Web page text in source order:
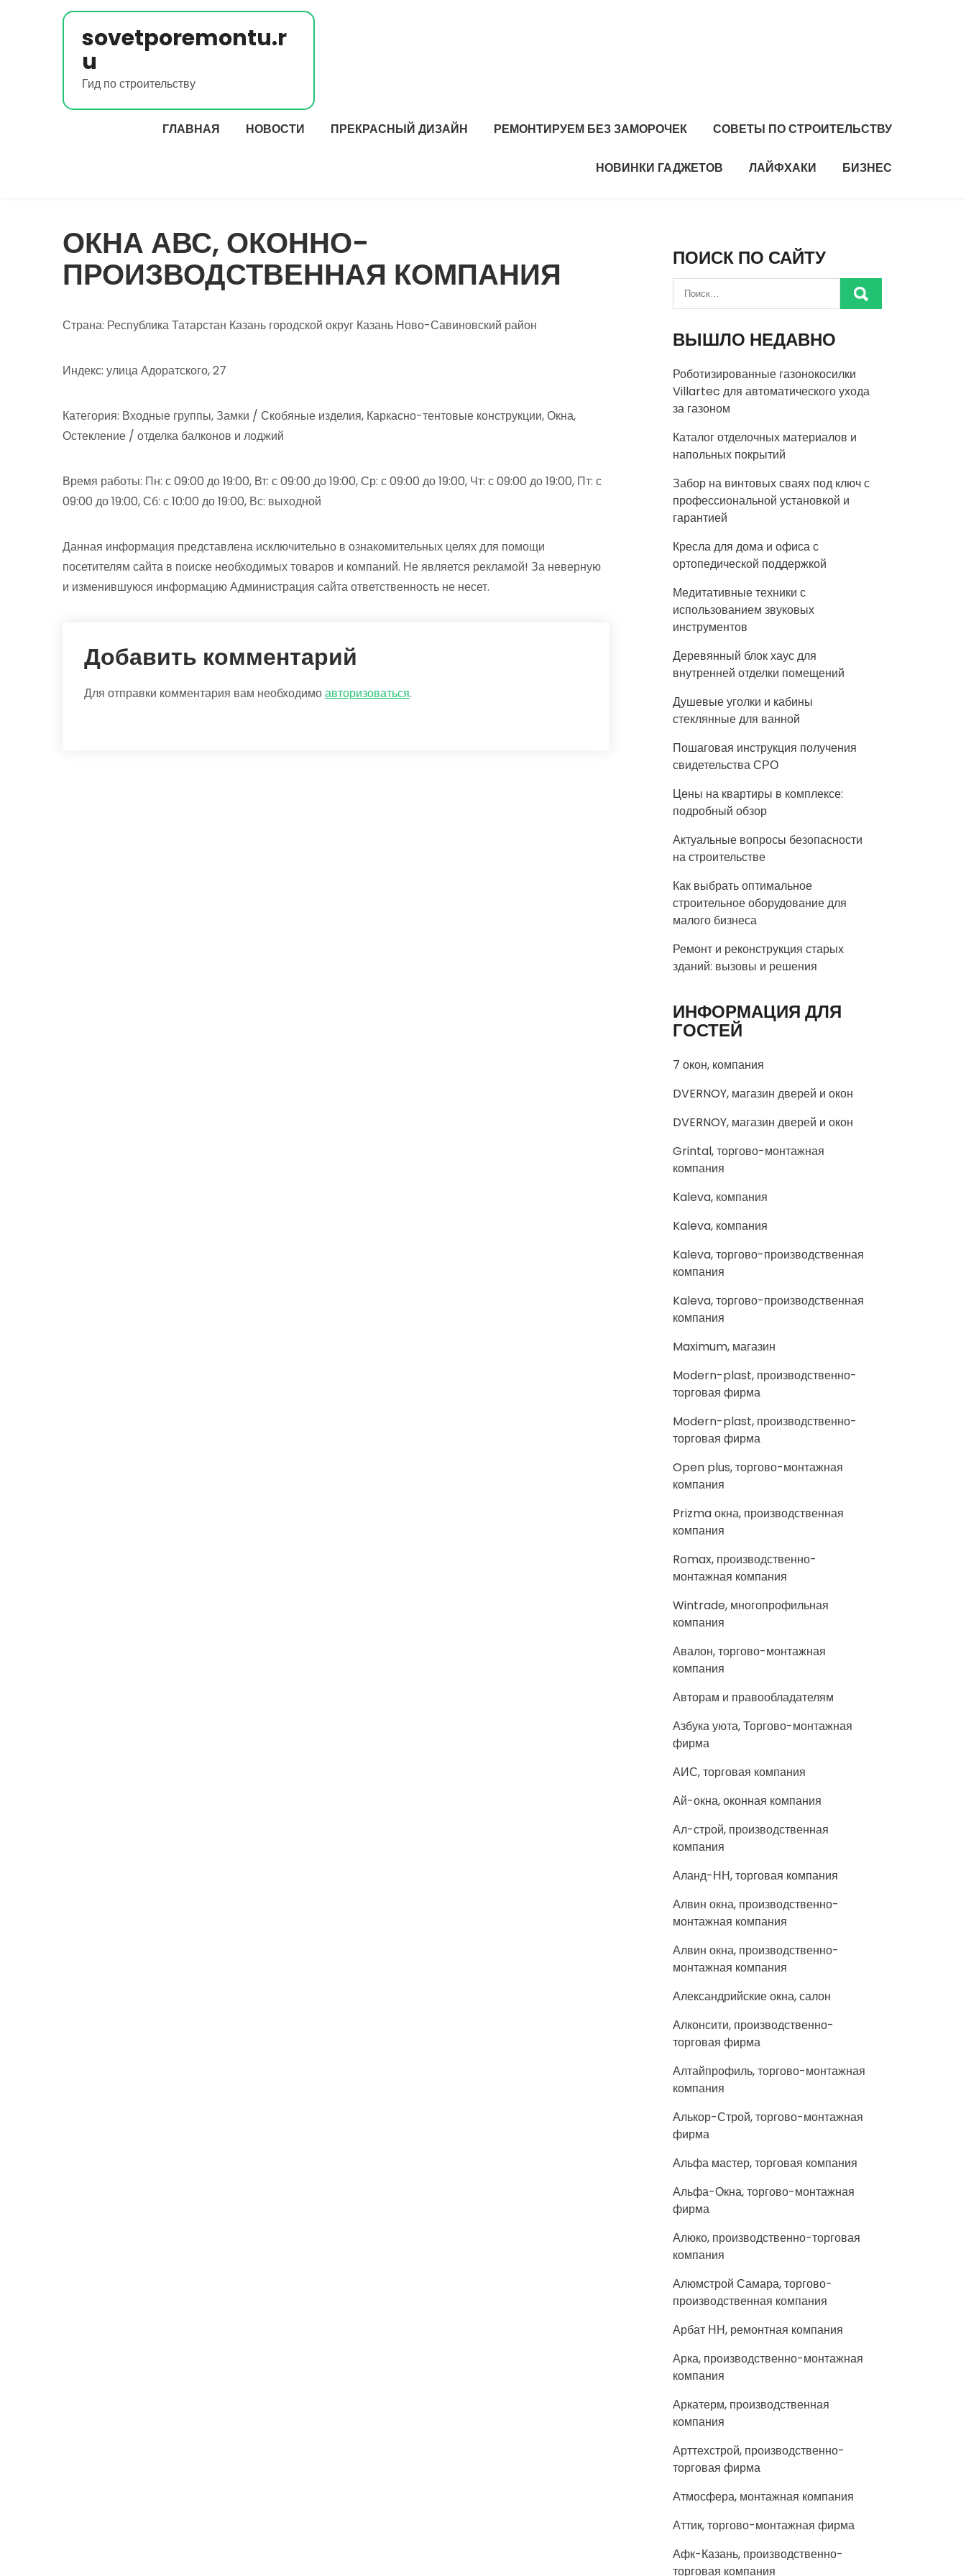
sovetporemontu.r
u
Гид по строительству
ГЛАВНАЯ НОВОСТИ ПРЕКРАСНЫЙ ДИЗАЙН РЕМОНТИРУЕМ БЕЗ ЗАМОРОЧЕК СОВЕТЫ ПО СТРОИТЕЛЬСТВУ
НОВИНКИ ГАДЖЕТОВ ЛАЙФХАКИ БИЗНЕС
ОКНА АВС, ОКОННО-
ПРОИЗВОДСТВЕННАЯ КОМПАНИЯ
Страна: Республика Татарстан Казань городской округ Казань Ново-Савиновский район
Индекс: улица Адоратского, 27
Категория: Входные группы, Замки / Скобяные изделия, Каркасно-тентовые конструкции, Окна,
Остекление / отделка балконов и лоджий
Время работы: Пн: с 09:00 до 19:00, Вт: с 09:00 до 19:00, Ср: с 09:00 до 19:00, Чт: с 09:00 до 19:00, Пт: с
09:00 до 19:00, Сб: с 10:00 до 19:00, Вс: выходной
Данная информация представлена исключительно в ознакомительных целях для помощи
посетителям сайта в поиске необходимых товаров и компаний. Не является рекламой! За неверную
и изменившуюся информацию Администрация сайта ответственность не несет.
Добавить комментарий
Для отправки комментария вам необходимоавторизоваться.
ПОИСК ПО САЙТУ
ВЫШЛО НЕДАВНО
Роботизированные газонокосилки
Villartec для автоматического ухода
за газоном
Каталог отделочных материалов и
напольных покрытий
Забор на винтовых сваях под ключ с
профессиональной установкой и
гарантией
Кресла для дома и офиса с
ортопедической поддержкой
Медитативные техники с
использованием звуковых
инструментов
Деревянный блок хаус для
внутренней отделки помещений
Душевые уголки и кабины
стеклянные для ванной
Пошаговая инструкция получения
свидетельства СРО
Цены на квартиры в комплексе:
подробный обзор
Актуальные вопросы безопасности
на строительстве
Как выбрать оптимальное
строительное оборудование для
малого бизнеса
Ремонт и реконструкция старых
зданий: вызовы и решения
ИНФОРМАЦИЯ ДЛЯ
ГОСТЕЙ
7 окон, компания
DVERNOY, магазин дверей и окон
DVERNOY, магазин дверей и окон
Grintal, торгово-монтажная
компания
Kaleva, компания
Kaleva, компания
Kaleva, торгово-производственная
компания
Kaleva, торгово-производственная
компания
Maximum, магазин
Modern-plast, производственно-
торговая фирма
Modern-plast, производственно-
торговая фирма
Open plus, торгово-монтажная
компания
Prizma окна, производственная
компания
Romax, производственно-
монтажная компания
Wintrade, многопрофильная
компания
Авалон, торгово-монтажная
компания
Авторам и правообладателям
Азбука уюта, Торгово-монтажная
фирма
АИС, торговая компания
Ай-окна, оконная компания
Ал-строй, производственная
компания
Аланд-НН, торговая компания
Алвин окна, производственно-
монтажная компания
Алвин окна, производственно-
монтажная компания
Александрийские окна, салон
Алконсити, производственно-
торговая фирма
Алтайпрофиль, торгово-монтажная
компания
Алькор-Строй, торгово-монтажная
фирма
Альфа мастер, торговая компания
Альфа-Окна, торгово-монтажная
фирма
Алюко, производственно-торговая
компания
Алюмстрой Самара, торгово-
производственная компания
Арбат НН, ремонтная компания
Арка, производственно-монтажная
компания
Аркатерм, производственная
компания
Арттехстрой, производственно-
торговая фирма
Атмосфера, монтажная компания
Аттик, торгово-монтажная фирма
Афк-Казань, производственно-
торговая компания